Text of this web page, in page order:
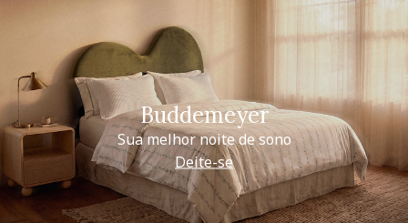
Buddemeyer
Sua melhor noite de sono
Deite-se